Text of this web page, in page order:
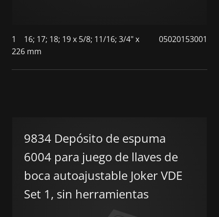
1
16; 17; 18; 19 x 5/8; 11/16; 3/4" x
226 mm
05020153001
9834 Depósito de espuma
6004 para juego de llaves de
boca autoajustable Joker VDE
Set 1, sin herramientas